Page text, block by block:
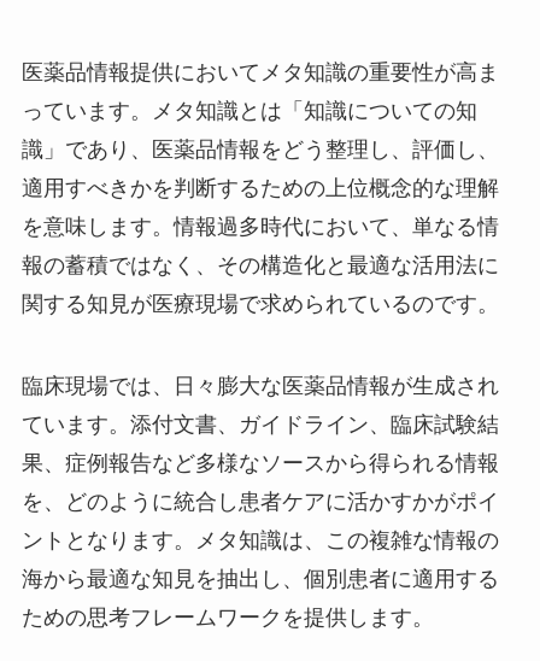
医薬品情報提供においてメタ知識の重要性が高ま
っています。メタ知識とは「知識についての知
識」であり、医薬品情報をどう整理し、評価し、
適用すべきかを判断するための上位概念的な理解
を意味します。情報過多時代において、単なる情
報の蓄積ではなく、その構造化と最適な活用法に
関する知見が医療現場で求められているのです。
臨床現場では、日々膨大な医薬品情報が生成され
ています。添付文書、ガイドライン、臨床試験結
果、症例報告など多様なソースから得られる情報
を、どのように統合し患者ケアに活かすかがポイ
ントとなります。メタ知識は、この複雑な情報の
海から最適な知見を抽出し、個別患者に適用する
ための思考フレームワークを提供します。